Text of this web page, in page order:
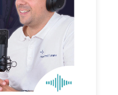
entretien-via-